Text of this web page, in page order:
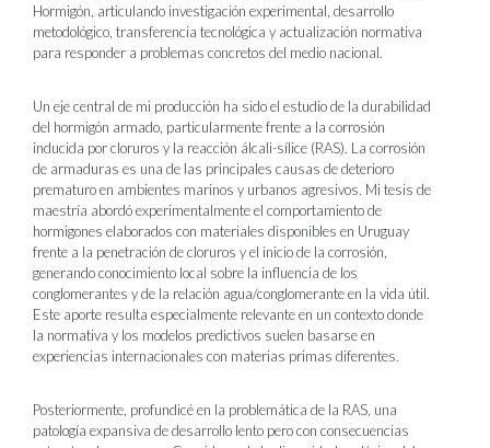
Hormigón, articulando investigación experimental, desarrollo
metodológico, transferencia tecnológica y actualización normativa
para responder a problemas concretos del medio nacional.
Un eje central de mi producción ha sido el estudio de la durabilidad
del hormigón armado , particularmente frente a la corrosión
inducida por cloruros y la reacción álcali-sílice (RAS). La corrosión
de armaduras es una de las principales causas de deterioro
prematuro en ambientes marinos y urbanos agresivos. Mi tesis de
maestría abordó experimentalmente el comportamiento de
hormigones elaborados con materiales disponibles en Uruguay
frente a la penetración de cloruros y el inicio de la corrosión,
generando conocimiento local sobre la influencia de los
conglomerantes y de la relación agua/conglomerante en la vida útil.
Este aporte resulta especialmente relevante en un contexto donde
la normativa y los modelos predictivos suelen basarse en
experiencias internacionales con materias primas diferentes.
Posteriormente, profundicé en la problemática de la RAS, una
patología expansiva de desarrollo lento pero con consecuencias